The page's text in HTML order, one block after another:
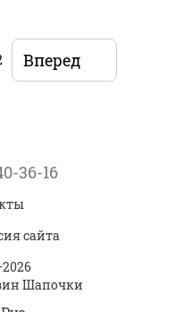
Вперед
36-16
сайта
Шапочки